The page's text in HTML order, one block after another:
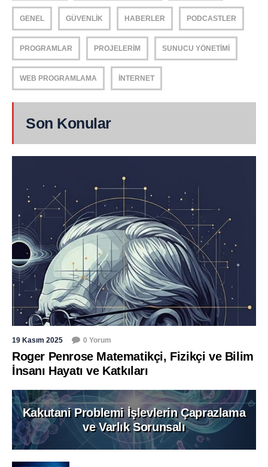
GENEL GÜVENLIK HABERLER PODCASTLER
PROGRAMLAR PROJELERIM SUNUCU YÖNETIMI
WEB PROGRAMLAMA İNTERNET
Son Konular
19 Kasım 2025 0 Yorum
Roger Penrose Matematikçi, Fizikçi ve Bilim
İnsanı Hayatı ve Katkıları
Kakutani Problemi İşlevlerin Çaprazlama
ve Varlık Sorunsalı